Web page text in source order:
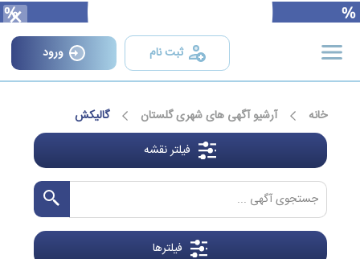
×
ثبت نام ورود
خانه آرشیو آگهی های شهری گلستان
گالیکش
فیلتر نقشه
فیلترها